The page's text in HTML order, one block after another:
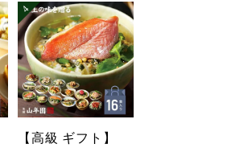
【高級 ギフト】